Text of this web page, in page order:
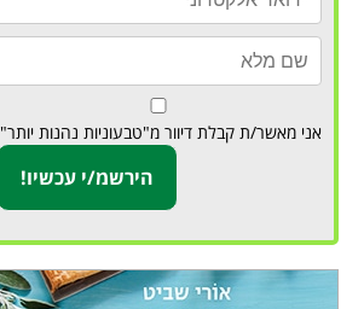
אני מאשר/ת קבלת דיוור מ"טבעוניות נהנות יותר"